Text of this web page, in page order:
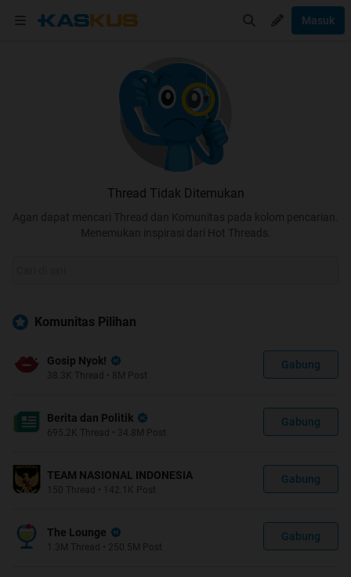
Masuk
Thread Tidak Ditemukan
Agan dapat mencari Thread dan Komunitas pada kolom pencarian.
Menemukan inspirasi dari Hot Threads.
Komunitas Pilihan
Gosip Nyok!
38.3K Thread • 8M Post
Gabung
Berita dan Politik
695.2K Thread • 34.8M Post
Gabung
TEAM NASIONAL INDONESIA
150 Thread • 142.1K Post
Gabung
The Lounge
1.3M Thread • 250.5M Post
Gabung